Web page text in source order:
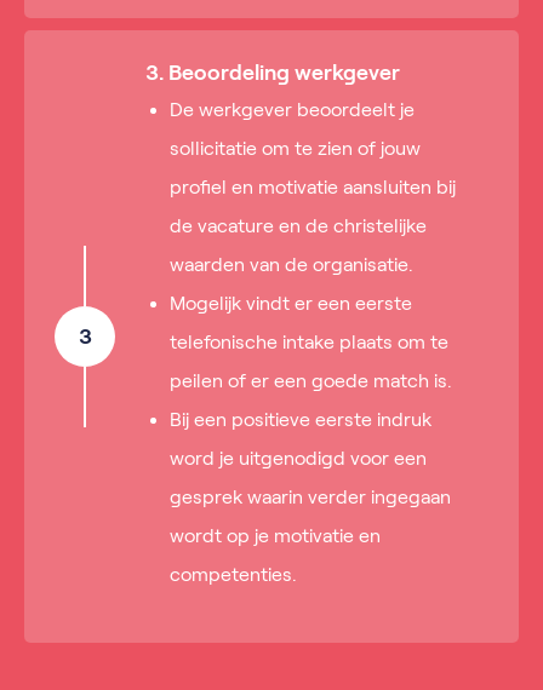
3
3. Beoordeling werkgever
De werkgever beoordeelt je
sollicitatie om te zien of jouw
profiel en motivatie aansluiten bij
de vacature en de christelijke
waarden van de organisatie.
Mogelijk vindt er een eerste
telefonische intake plaats om te
peilen of er een goede match is.
Bij een positieve eerste indruk
word je uitgenodigd voor een
gesprek waarin verder ingegaan
wordt op je motivatie en
competenties.